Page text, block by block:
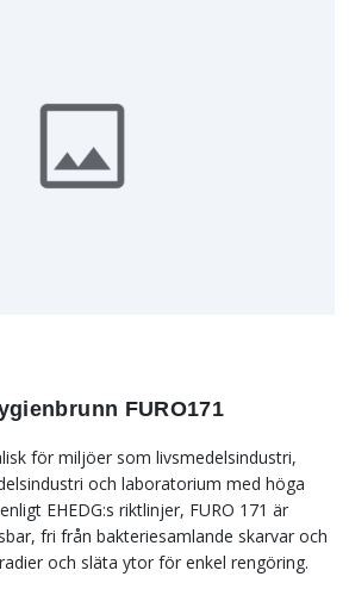
FURO171
för miljöer som livsmedelsindustri,
och laboratorium med höga
EHEDG:s riktlinjer, FURO 171 är
fri från bakteriesamlande skarvar och
och släta ytor för enkel rengöring.